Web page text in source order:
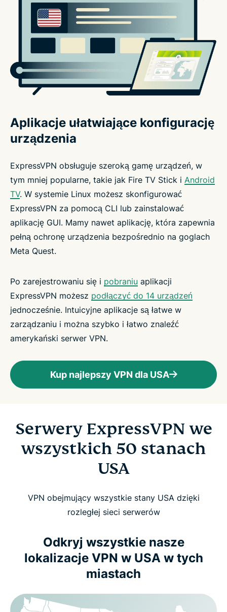
Aplikacje ułatwiające konfigurację
urządzenia
ExpressVPN obsługuje szeroką gamę urządzeń, w
tym mniej popularne, takie jak Fire TV Stick i Android
TV. W systemie Linux możesz skonfigurować
ExpressVPN za pomocą CLI lub zainstalować
aplikację GUI. Mamy nawet aplikację, która zapewnia
pełną ochronę urządzenia bezpośrednio na goglach
Meta Quest.
Po zarejestrowaniu się i pobraniu aplikacji
ExpressVPN możesz podłączyć do 14 urządzeń
jednocześnie. Intuicyjne aplikacje są łatwe w
zarządzaniu i można szybko i łatwo znaleźć
amerykański serwer VPN.
Kup najlepszy VPN dla USA
Serwery ExpressVPN we
wszystkich 50 stanach
USA
VPN obejmujący wszystkie stany USA dzięki
rozległej sieci serwerów
Odkryj wszystkie nasze
lokalizacje VPN w USA w tych
miastach